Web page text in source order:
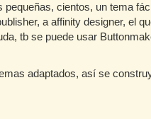
cientos, un tema
a affinity designer, el
tb se puede usar
adaptados, así se